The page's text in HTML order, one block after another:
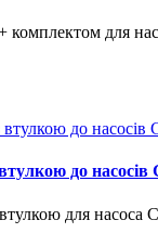
для
до
для насоса